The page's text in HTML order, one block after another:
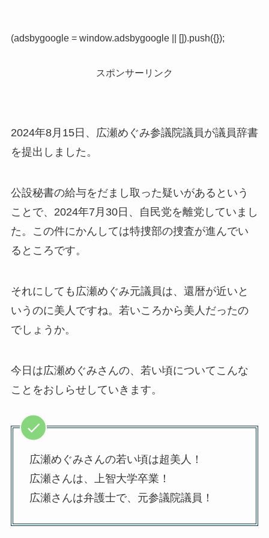
(adsbygoogle = window.adsbygoogle || []).push({});
スポンサーリンク
2024年8月15日、広瀬めぐみ参議院議員が議員辞書
を提出しました。
公設秘書の給与をだまし取った疑いがあるという
ことで、2024年7月30日、自民党を離党していまし
た。この件にかんしては特捜部の捜査が進んでい
るところです。
それにしても広瀬めぐみ元議員は、還暦が近いと
いうのに美人ですね。若いころから美人だったの
でしょうか。
今日は広瀬めぐみさんの、若い頃についてこんな
ことをおしらせしていきます。
広瀬めぐみさんの若い頃は超美人！
広瀬さんは、上智大学卒業！
広瀬さんは弁護士で、元参議院議員！